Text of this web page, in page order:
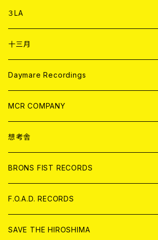
DIGITAL CONTENTS
アナログ
CD
ANALOG
アパレル
３LA
CD
ANALOG
十三月
CD
ANALOG
Daymare Recordings
CD
ANALOG
MCR COMPANY
CD
アパレル
ANALOG
想考舎
BRONS FIST RECORDS
CD
ANALOG
F.O.A.D. RECORDS
CD
SAVE THE HIROSHIMA